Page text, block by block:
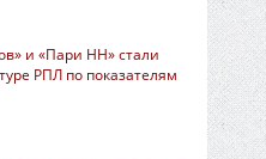
и «Пари НН» стали
РПЛ по показателям